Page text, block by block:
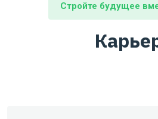
Стройте будущее